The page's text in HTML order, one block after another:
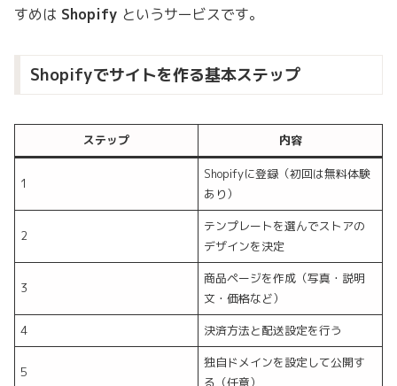
すめは Shopify というサービスです。
Shopifyでサイトを作る基本ステップ
ステップ 内容
1
Shopifyに登録（初回は無料体験
あり）
2
テンプレートを選んでストアの
デザインを決定
3
商品ページを作成（写真・説明
文・価格など）
4
決済方法と配送設定を行う
5
独自ドメインを設定して公開す
る（任意）